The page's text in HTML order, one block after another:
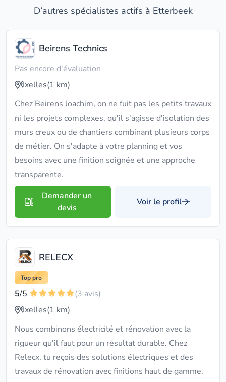
D’autres spécialistes actifs à Etterbeek
Beirens Technics
Pas encore d'évaluation
Ixelles(1 km)
Chez Beirens Joachim, on ne fuit pas les petits travaux
ni les projets complexes, qu'il s'agisse d'isolation des
murs creux ou de chantiers combinant plusieurs corps
de métier. On s'adapte à votre planning et vos
besoins avec une finition soignée et une approche
transparente.
Demander un
devis
Voir le profil
RELECX
Top pro
5/5
(3 avis)
Ixelles(1 km)
Nous combinons électricité et rénovation avec la
rigueur qu'il faut pour un résultat durable. Chez
Relecx, tu reçois des solutions électriques et des
travaux de rénovation avec finitions haut de gamme.